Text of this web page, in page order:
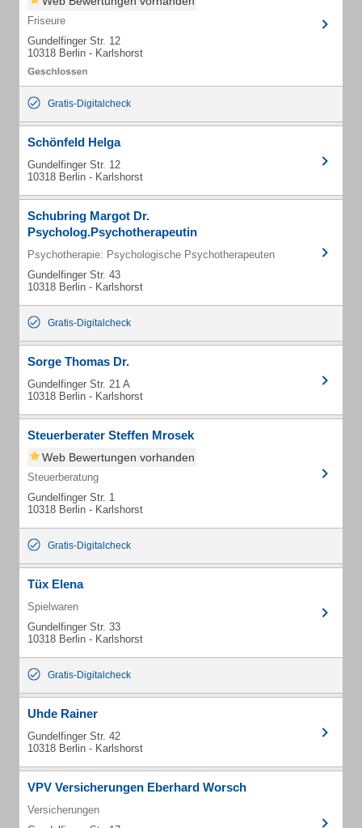
Friseure
Gundelfinger Str. 12
10318 Berlin - Karlshorst
Gratis-Digitalcheck
Schönfeld Helga
Gundelfinger Str. 12
10318 Berlin - Karlshorst
Schubring Margot Dr.
Psycholog.Psychotherapeutin
Psychotherapie: Psychologische Psychotherapeuten
Gundelfinger Str. 43
10318 Berlin - Karlshorst
Gratis-Digitalcheck
Sorge Thomas Dr.
Gundelfinger Str. 21 A
10318 Berlin - Karlshorst
Steuerberater Steffen Mrosek
Web Bewertungen vorhanden
Steuerberatung
Gundelfinger Str. 1
10318 Berlin - Karlshorst
Gratis-Digitalcheck
Tüx Elena
Spielwaren
Gundelfinger Str. 33
10318 Berlin - Karlshorst
Gratis-Digitalcheck
Uhde Rainer
Gundelfinger Str. 42
10318 Berlin - Karlshorst
VPV Versicherungen Eberhard Worsch
Versicherungen